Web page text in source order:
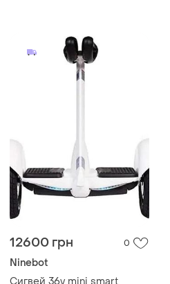
12600 грн 0
Ninebot